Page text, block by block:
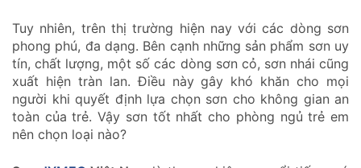
Tuy nhiên, trên thị trường hiện nay với các dòng sơn
phong phú, đa dạng. Bên cạnh những sản phẩm sơn uy
tín, chất lượng, một số các dòng sơn cỏ, sơn nhái cũng
xuất hiện tràn lan. Điều này gây khó khăn cho mọi
người khi quyết định lựa chọn sơn cho không gian an
toàn của trẻ. Vậy sơn tốt nhất cho phòng ngủ trẻ em
nên chọn loại nào?